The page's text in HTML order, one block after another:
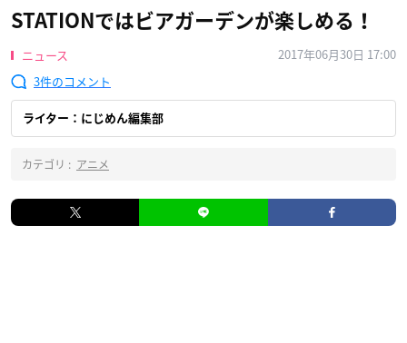
STATIONではビアガーデンが楽しめる！
ニュース
2017年06月30日 17:00
3
ライター：にじめん編集部
カテゴリ : アニメ